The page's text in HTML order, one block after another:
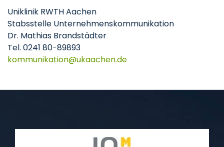
Uniklinik RWTH Aachen
Stabsstelle Unternehmenskommunikation
Dr. Mathias Brandstädter
Tel. 0241 80-89893
kommunikation
ukaachende